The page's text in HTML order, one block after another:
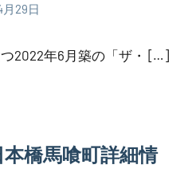
月29日
2022年6月築の「ザ・ […]
橋馬喰町詳細情